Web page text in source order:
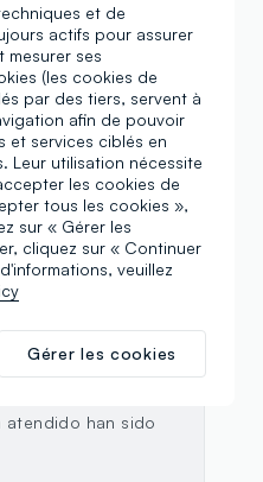
DANS CE MAGASIN
Ovs Friends
atendido han sido
et de
actifs pour assurer
mesurer ses
(les cookies de
par des tiers, servent à
afin de pouvoir
et services ciblés en
Leur utilisation nécessite
les cookies de
tous les cookies »,
sur « Gérer les
cliquez sur « Continuer
veuillez
Gérer les cookies